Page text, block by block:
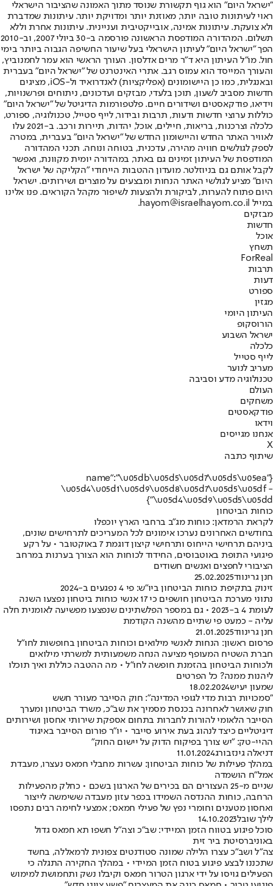
"ישראל היום" הוא גוף תקשורת שנוסד מתוך האמונה שהציבור הישראלי
ראוי לעיתונות טובה יותר, מאוזנת יותר ומדויקת יותר. עיתונות שמדברת
ולא צועקת. עיתונות אמינה, אובייקטיבית ועניינית. עיתונות אחרת וללא
תשלום. המהדורה המודפסת הראשונה פורסמה ב-30 ביולי 2007, וב-2010
הפך "ישראל היום" לעיתון הישראלי בעל שיעור החשיפה הגבוה ביותר בימי
חול. מו"ל העיתון היא ד"ר מרים אדלסון. העורך הראשי הוא עמר לחמנוביץ,
והעורך המייסד הוא עמוס רגב. אתרי האינטרנט של "ישראל היום" בעברית
ובאנגלית, כמו כן היישומונים (אפליקציות) לאנדרואיד ול-iOS, מציגים
חדשות מסביב לשעון, תוכן בלעדי, מבזקים ועדכונים, ניתוחים ופרשנויות,
וידיאו, פודקאסטים ושידורים חיים. פלטפורמות הדיגיטל של "ישראל היום"
כוללות ערוצי חדשות ודעות, תרבות ובידור, לייף סטייל, טכנולוגיה, ספורט,
כלכלה וצרכנות, בריאות, חיילים, אוכל, יהדות, תיירות ורכב. ב-2021 עלו
לאוויר האתר החדש והיישומון החדש של "ישראל היום" בעברית, במטרה
לספק לגולשים חוויה מהירה, עדכנית, בטוחה ונוחה. תכני המהדורה
המודפסת של העיתון זמינים גם באתר, במהדורה יומית מקוונת, ואפשר
לקבל אותם גם בניוזלטר. מועדון ההטבות הייחודי "הקליקה של ישראל
היום" מציע לגולשי האתר הנחות ומבצעים על מוצרים ושירותים. ישראל
היום פתוח להערות, לביקורת ולהצעות לשיפור מקהל הקוראים. פנו אלינו
במייל hayom@israelhayom.co.il.
מבזקים
חדשות
אוכל
תשחץ
ForReal
תרבות
דעות
ספורט
מגזין
העיתון היומי
הורוסקופ
ישראל השבוע
כלכלה
לייף סטייל
מעריב לנוער
טכנולוגיה מדע וסביבה
העולם
משחקים
פודקאסטים
וידאו
אנחנו מגייסים
X
שיתוף כתבה
{"name":"\u05db\u05d5\u05d7\u05d5\u05ea
\u05d4\u05d1\u05d9\u05d8\u05d7\u05d5\u05df -
\u05d4\u05d9\u05d5\u05dd"}
כוחות הביטחון
לקראת הרמדאן: כוחות מג"ב ברחבי הארץ יוכפלו
בחודשים האחרונים נערכו אימונים לכל המעריכים לתרחישים שונים,
ביניהם תרחישי הייחוס ותרחישי קיצון דוגמת 7 באוקטובר • על רקע
פיגועי התופת באוטבוסים, החידוד לכוחות הוא הצורך בערנות במרחב
הציבורי לחפצים ואנשים חשודים
חנן גרינווד25.02.2025
זינוק בתקיפת כוחות הביטחון ביו"ש: פי 4 נפגעים ב-2024
נתוני מערכת הביטחון חושפים כי 17 אנשי כוחות ביטחון נפצעו השנה
לעומת 4 ב-2023 • גם במספר הפלשתינים שנפצעו מפשיעה לאומנית חלה
עליה - כמעט פי שתיים מהשנה הקודמת
חנן גרינווד21.01.2025
פרסום ראשון: הנחות לאנשי מילואים וכוחות הביטחון בחופשות לחו״ל
חברת השטיח המעופף מציעה הנחה משמעותית למשרתי מילואים
ולכוחות הביטחון בהזמנת חופשה לחו"ל • מה ההטבה כוללת ואיך תוכלו
ליהנות ממנה? כל הפרטים
שמעון יעיש18.02.2024
"סמכויות רבות מדי לגופי המדינה": חוק הסייבר מעורר חשש
חוק שאושר לאחרונה בכנסת מסמיך את שב"כ, משרד הביטחון ומערך
הסייבר הלאומי להורות לחברות בתחום אספקת שירותי אחסון ושירותים
דיגיטליים כיצד לנהוג בעת אירוע סייבר • יו"ר פורום הסייבר באיגוד
ההיי-טק: "יש צורך בפיקוח הדוק על יישום החוק"
דניאלה גינזבורג11.01.2024
במהלך פעילות של כוחות הביטחון: עשרות מחבלי חמאס נעצרו, מעבדת
אמל"ח הושמדה
שניים מ-25 העצורים הם בכירים של הארגון בשכם • כחלק מהפעילות
הרחבה, כוחות ההנדסה השמידו בכפר עזון מעבדה ששימשה לייצור
ואחסון מטענים וחומרי נפץ של פעילי חמאס; אמצעי לחימה רבים נתפסו
לילך שובל14.10.2023
סוכל פיגוע בטווח הזמן המיידי: שב"כ וצה"ל חשפו תא חמאס גדול
באוניברסיטת ביר זית
צה"ל ושב"כ עצרו הלילה שמונה סטודנטים צפונית לרמאללה, בחשד
שתכננו לבצע פיגוע בטוח הזמן המיידי • במהלך החקירה התגלה כי
הפעילים גויסו על ידי ארגון הטרור חמאס וקיבלו נשק ותחמושת למימוש